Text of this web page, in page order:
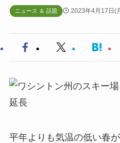
ニュース ＆ 話題 2023年4月17日(
平年よりも気温の低い春